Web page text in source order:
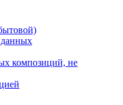
данных
композиций, не